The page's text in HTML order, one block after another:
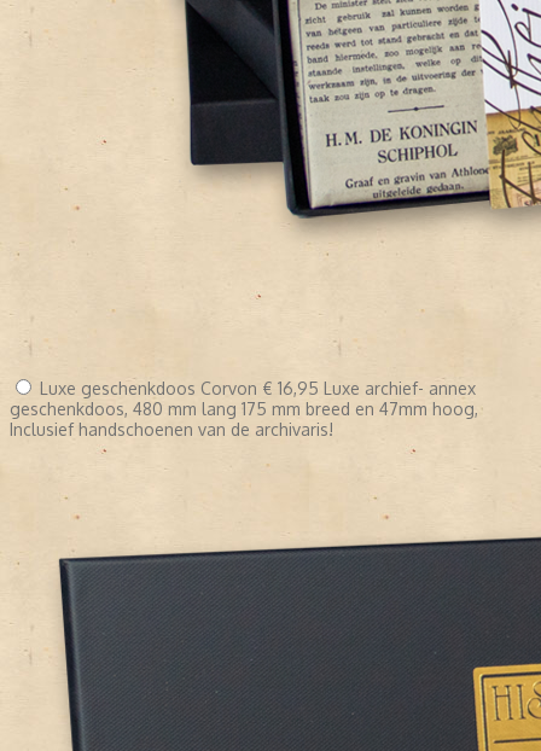
Luxe geschenkdoos Corvon € 16,95 Luxe archief- annex
geschenkdoos, 480 mm lang 175 mm breed en 47mm hoog,
Inclusief handschoenen van de archivaris!